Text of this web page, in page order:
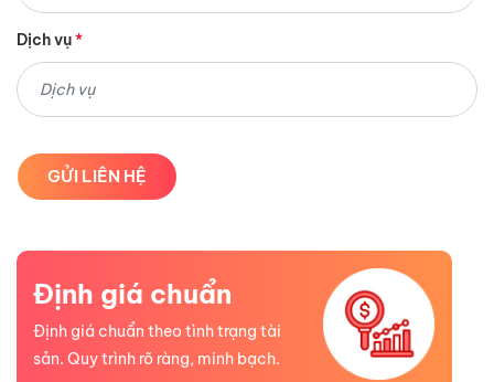
Dịch vụ*
Định giá chuẩn
Định giá chuẩn theo tình trạng tài
sản. Quy trình rõ ràng, minh bạch.